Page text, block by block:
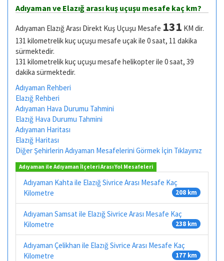
Adıyaman ve Elazığ arası kuş uçuşu mesafe kaç km?
Adıyaman Elazığ Arası Direkt Kuş Uçuşu Mesafe 131 KM dir.
131 kilometrelik kuç uçuşu mesafe uçak ile 0 saat, 11 dakika
sürmektedir.
131 kilometrelik kuç uçuşu mesafe helikopter ile 0 saat, 39
dakika sürmektedir.
Adıyaman Rehberi
Elazığ Rehberi
Adıyaman Hava Durumu Tahmini
Elazığ Hava Durumu Tahmini
Adıyaman Haritası
Elazığ Haritası
Diğer Şehirlerin Adıyaman Mesafelerini Görmek İçin Tıklayınız
Adıyaman ile Adıyaman İlçeleri Arası Yol Mesafeleri
Adıyaman Kahta ile Elazığ Sivrice Arası Mesafe Kaç
Kilometre
208 km
Adıyaman Samsat ile Elazığ Sivrice Arası Mesafe Kaç
Kilometre
238 km
Adıyaman Çelikhan ile Elazığ Sivrice Arası Mesafe Kaç
Kilometre
177 km